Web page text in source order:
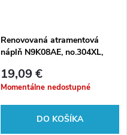
Renovovaná atramentová
náplň N9K08AE, no.304XL,
HP (BULK)
19,09 €
Momentálne nedostupné
DO KOŠÍKA